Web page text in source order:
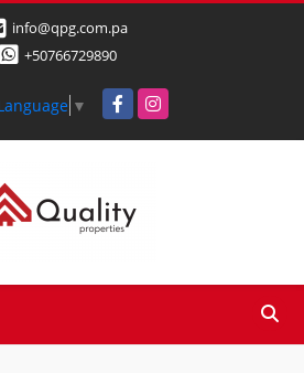
info@qpg.com.pa
+50766729890
▼ FacebookInstagram